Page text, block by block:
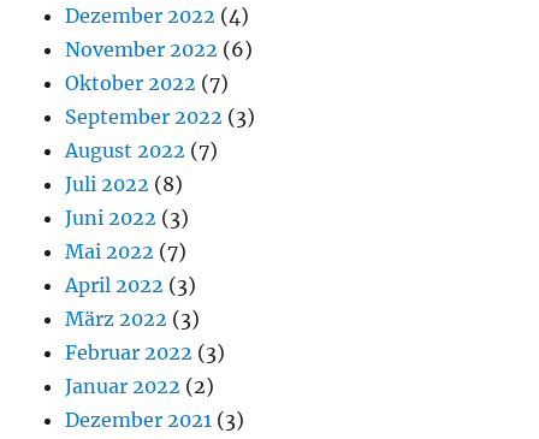
Dezember 2022 (4)
November 2022 (6)
Oktober 2022 (7)
September 2022 (3)
August 2022 (7)
Juli 2022 (8)
Juni 2022 (3)
Mai 2022 (7)
April 2022 (3)
März 2022 (3)
Februar 2022 (3)
Januar 2022 (2)
Dezember 2021 (3)